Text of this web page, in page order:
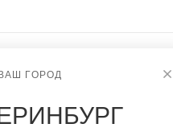
ГОРОД